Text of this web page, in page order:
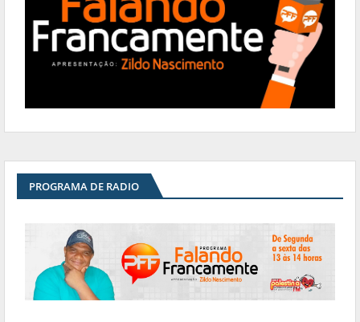
PROGRAMA DE RADIO